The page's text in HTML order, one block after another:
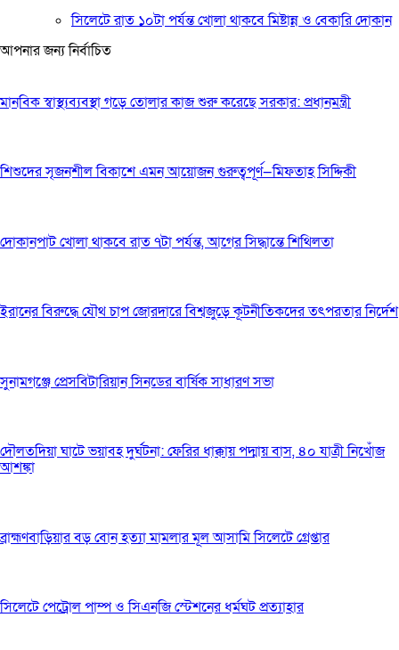
সিলেটে রাত ১০টা পর্যন্ত খোলা থাকবে মিষ্টান্ন ও বেকারি দোকান
আপনার জন্য নির্বাচিত
মানবিক স্বাস্থ্যব্যবস্থা গড়ে তোলার কাজ শুরু করেছে সরকার: প্রধানমন্ত্রী
শিশুদের সৃজনশীল বিকাশে এমন আয়োজন গুরুত্বপূর্ণ—মিফতাহ সিদ্দিকী
দোকানপাট খোলা থাকবে রাত ৭টা পর্যন্ত, আগের সিদ্ধান্তে শিথিলতা
ইরানের বিরুদ্ধে যৌথ চাপ জোরদারে বিশ্বজুড়ে কূটনীতিকদের তৎপরতার নির্দেশ
সুনামগঞ্জে প্রেসবিটারিয়ান সিনডের বার্ষিক সাধারণ সভা
দৌলতদিয়া ঘাটে ভয়াবহ দুর্ঘটনা: ফেরির ধাক্কায় পদ্মায় বাস, ৪০ যাত্রী নিখোঁজ
আশঙ্কা
ব্রাহ্মণবাড়িয়ার বড় বোন হত্যা মামলার মূল আসামি সিলেটে গ্রেপ্তার
সিলেটে পেট্রোল পাম্প ও সিএনজি স্টেশনের ধর্মঘট প্রত্যাহার